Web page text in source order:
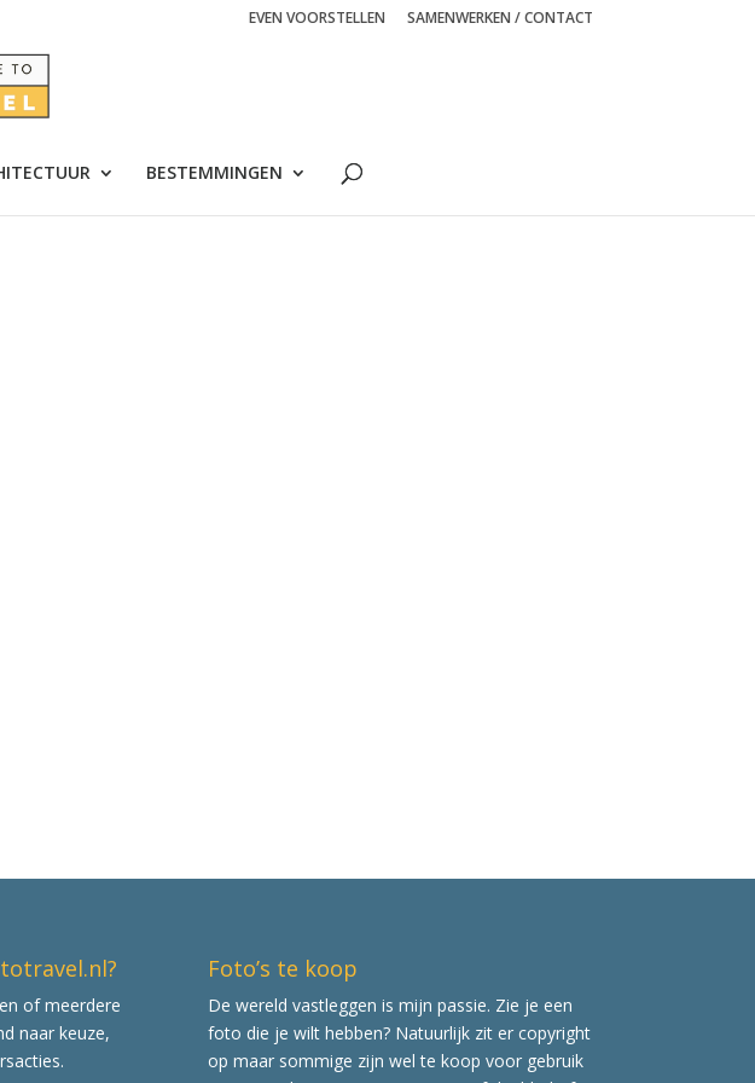
EVEN VOORSTELLEN SAMENWERKEN / CONTACT
BESTEMMINGEN
of meerdere
naar keuze,
Foto’s te koop
De wereld vastleggen is mijn passie. Zie je een
foto die je wilt hebben? Natuurlijk zit er copyright
op maar sommige zijn wel te koop voor gebruik